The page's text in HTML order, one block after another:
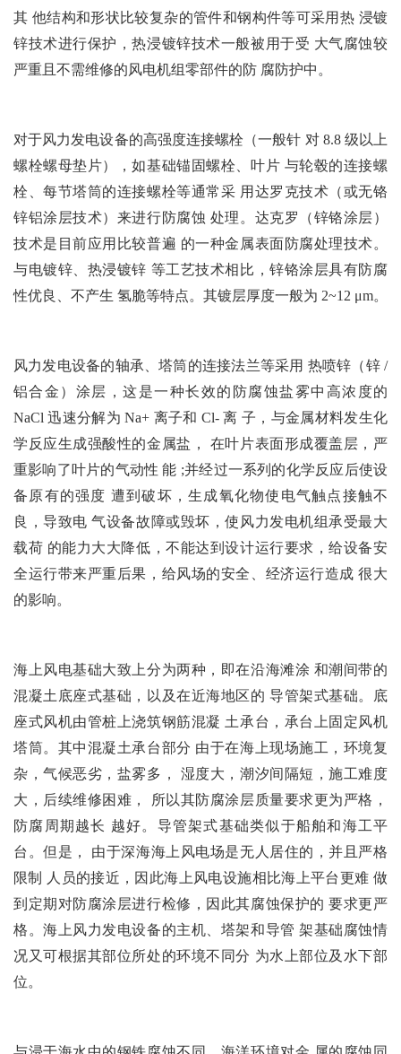
其 他结构和形状比较复杂的管件和钢构件等可采用热 浸镀
锌技术进行保护，热浸镀锌技术一般被用于受 大气腐蚀较
严重且不需维修的风电机组零部件的防 腐防护中。
对于风力发电设备的高强度连接螺栓（一般针 对 8.8 级以上
螺栓螺母垫片），如基础锚固螺栓、叶片 与轮毂的连接螺
栓、每节塔筒的连接螺栓等通常采 用达罗克技术（或无铬
锌铝涂层技术）来进行防腐蚀 处理。达克罗（锌铬涂层）
技术是目前应用比较普遍 的一种金属表面防腐处理技术。
与电镀锌、热浸镀锌 等工艺技术相比，锌铬涂层具有防腐
性优良、不产生 氢脆等特点。其镀层厚度一般为 2~12 μm。
风力发电设备的轴承、塔筒的连接法兰等采用 热喷锌（锌 /
铝合金）涂层，这是一种长效的防腐蚀盐雾中高浓度的
NaCl 迅速分解为 Na+ 离子和 Cl- 离 子，与金属材料发生化
学反应生成强酸性的金属盐， 在叶片表面形成覆盖层，严
重影响了叶片的气动性 能 ;并经过一系列的化学反应后使设
备原有的强度 遭到破坏，生成氧化物使电气触点接触不
良，导致电 气设备故障或毁坏，使风力发电机组承受最大
载荷 的能力大大降低，不能达到设计运行要求，给设备安
全运行带来严重后果，给风场的安全、经济运行造成 很大
的影响。
海上风电基础大致上分为两种，即在沿海滩涂 和潮间带的
混凝土底座式基础，以及在近海地区的 导管架式基础。底
座式风机由管桩上浇筑钢筋混凝 土承台，承台上固定风机
塔筒。其中混凝土承台部分 由于在海上现场施工，环境复
杂，气候恶劣，盐雾多， 湿度大，潮汐间隔短，施工难度
大，后续维修困难， 所以其防腐涂层质量要求更为严格，
防腐周期越长 越好。导管架式基础类似于船舶和海工平
台。但是， 由于深海海上风电场是无人居住的，并且严格
限制 人员的接近，因此海上风电设施相比海上平台更难 做
到定期对防腐涂层进行检修，因此其腐蚀保护的 要求更严
格。海上风力发电设备的主机、塔架和导管 架基础腐蚀情
况又可根据其部位所处的环境不同分 为水上部位及水下部
位。